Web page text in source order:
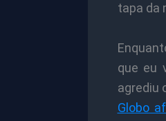
tapa da
que eu
agrediu
Globo